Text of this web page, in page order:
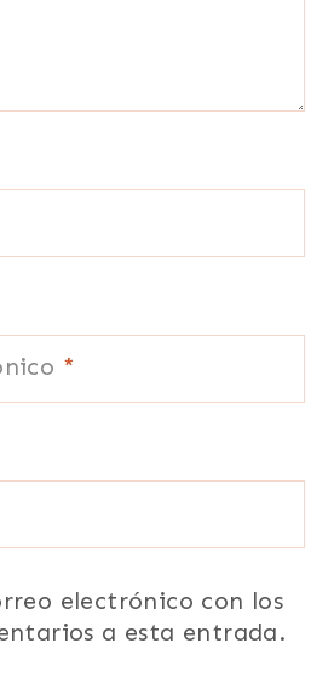
*
electrónico con los
a esta entrada.